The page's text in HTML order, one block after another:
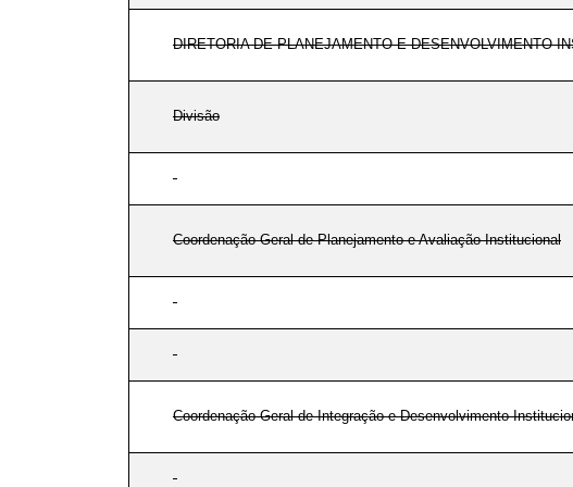
DIRETORIA DE PLANEJAMENTO E DESENVOLVIMENTO
Divisão
Coordenação-Geral de Planejamento e Avaliação Institucional
Coordenação-Geral de Integração e Desenvolvimento